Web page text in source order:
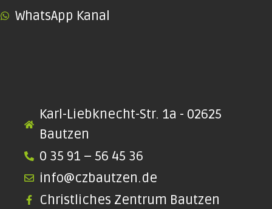
WhatsApp Kanal
Karl-Liebknecht-Str. 1a - 02625
Bautzen
0 35 91 – 56 45 36
info@czbautzen.de
Christliches Zentrum Bautzen